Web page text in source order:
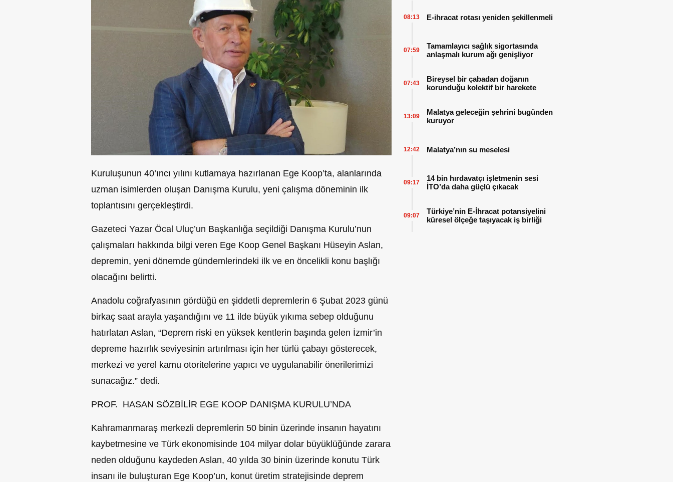
Kuruluşunun 40’ıncı yılını kutlamaya hazırlanan Ege Koop’ta, alanlarında
uzman isimlerden oluşan Danışma Kurulu, yeni çalışma döneminin ilk
toplantısını gerçekleştirdi.
Gazeteci Yazar Öcal Uluç’un Başkanlığa seçildiği Danışma Kurulu’nun
çalışmaları hakkında bilgi veren Ege Koop Genel Başkanı Hüseyin Aslan,
depremin, yeni dönemde gündemlerindeki ilk ve en öncelikli konu başlığı
olacağını belirtti.
Anadolu coğrafyasının gördüğü en şiddetli depremlerin 6 Şubat 2023 günü
birkaç saat arayla yaşandığını ve 11 ilde büyük yıkıma sebep olduğunu
hatırlatan Aslan, “Deprem riski en yüksek kentlerin başında gelen İzmir’in
depreme hazırlık seviyesinin artırılması için her türlü çabayı gösterecek,
merkezi ve yerel kamu otoritelerine yapıcı ve uygulanabilir önerilerimizi
sunacağız.” dedi.
PROF. HASAN SÖZBİLİR EGE KOOP DANIŞMA KURULU’NDA
Kahramanmaraş merkezli depremlerin 50 binin üzerinde insanın hayatını
kaybetmesine ve Türk ekonomisinde 104 milyar dolar büyüklüğünde zarara
neden olduğunu kaydeden Aslan, 40 yılda 30 binin üzerinde konutu Türk
insanı ile buluşturan Ege Koop’un, konut üretim stratejisinde deprem
E-ihracat rotası yeniden şekillenmeli
08:13
Tamamlayıcı sağlık sigortasında
anlaşmalı kurum ağı genişliyor
07:59
Bireysel bir çabadan doğanın
korunduğu kolektif bir harekete
07:43
Malatya geleceğin şehrini bugünden
kuruyor
13:09
Malatya’nın su meselesi
12:42
14 bin hırdavatçı işletmenin sesi
İTO’da daha güçlü çıkacak
09:17
Türkiye’nin E-İhracat potansiyelini
küresel ölçeğe taşıyacak iş birliği
09:07